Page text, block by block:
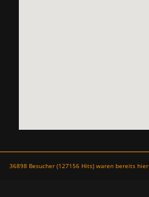
36898 Besucher (127156 Hits) waren bereits hier